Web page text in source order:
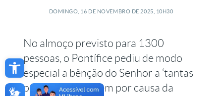
Open toolbar
DOMINGO, 16 DE NOVEMBRO DE 2025, 10H30
No almoço previsto para 1300
pessoas, o Pontífice pediu de modo
especial a bênção do Senhor a ‘tantas
pessoas que sofrem por causa da